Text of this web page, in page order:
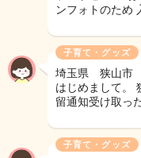
ンフォトのため
子育て・グッズ
埼玉県 狭山市
はじめまして。
留通知受け取っ
子育て・グッズ